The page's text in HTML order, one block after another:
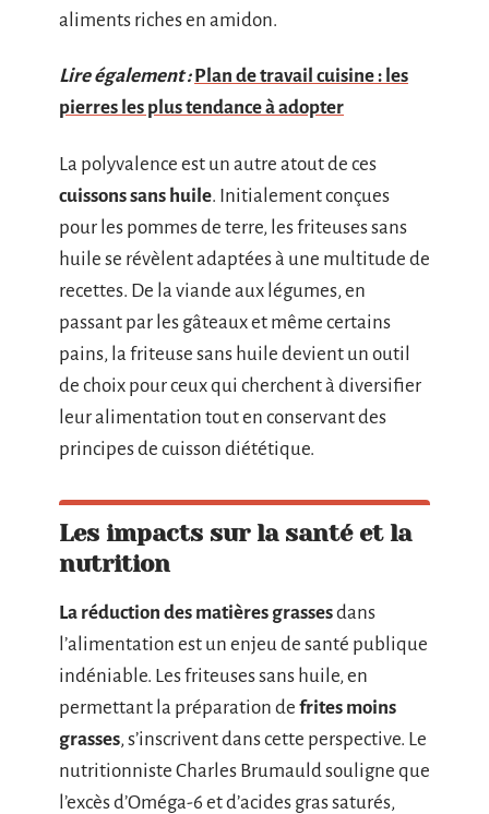
aliments riches en amidon.
Lire également : Plan de travail cuisine : les
pierres les plus tendance à adopter
La polyvalence est un autre atout de ces
cuissons sans huile. Initialement conçues
pour les pommes de terre, les friteuses sans
huile se révèlent adaptées à une multitude de
recettes. De la viande aux légumes, en
passant par les gâteaux et même certains
pains, la friteuse sans huile devient un outil
de choix pour ceux qui cherchent à diversifier
leur alimentation tout en conservant des
principes de cuisson diététique.
Les impacts sur la santé et la
nutrition
La réduction des matières grassesdans
l’alimentation est un enjeu de santé publique
indéniable. Les friteuses sans huile, en
permettant la préparation de frites moins
grasses, s’inscrivent dans cette perspective. Le
nutritionniste Charles Brumauld souligne que
l’excès d’Oméga-6 et d’acides gras saturés,